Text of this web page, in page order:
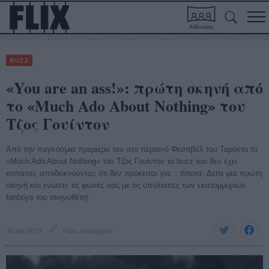
Αίθουσες
BUZZ
«You are an ass!»: πρώτη σκηνή από
το «Much Ado About Nothing» του
Τζος Γουίντον
Από την παγκόσμια πρεμιέρα του στο περσινό Φεστιβάλ του Τορόντο το
«Much Ado About Nothing» του Τζος Γουίντον το buzz του δεν έχει
κοπάσει, αποδεικνύοντας ότι δεν πρόκειται για... τίποτα. Δείτε μια πρώτη
σκηνή και ενώστε τις φωνές σας με τις υπόλοιπες των εκατομμυρίων
fanboys του σκηνοθέτη!
30 Μάι 2013 Πόλυ Λυκούργου